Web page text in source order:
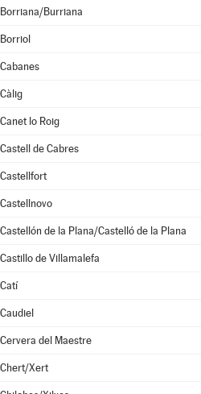
Borriana/Burriana
Borriol
Cabanes
Càlig
Canet lo Roig
Castell de Cabres
Castellfort
Castellnovo
Castellón de la Plana/Castelló de la Plana
Castillo de Villamalefa
Catí
Caudiel
Cervera del Maestre
Chert/Xert